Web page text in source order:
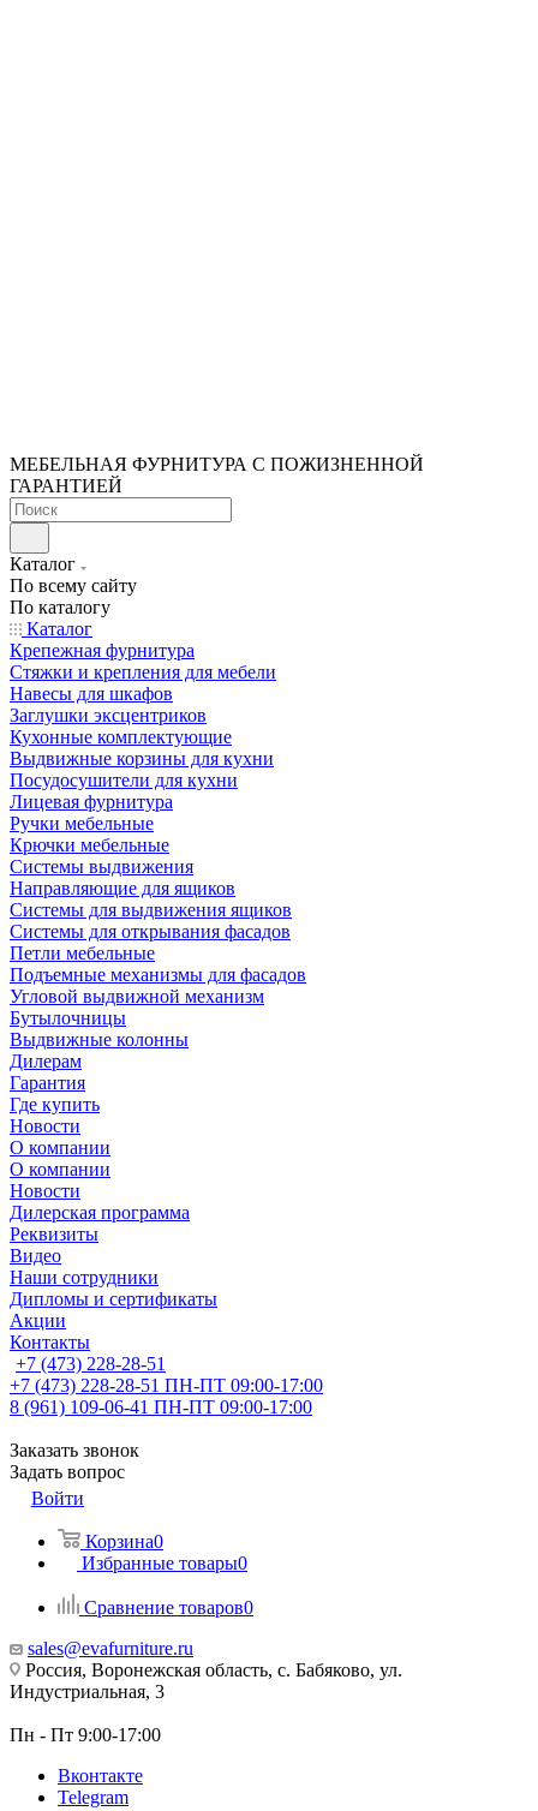
МЕБЕЛЬНАЯ ФУРНИТУРА С ПОЖИЗНЕННОЙ
ГАРАНТИЕЙ
Каталог
По всему сайту
По каталогу
Каталог
Крепежная фурнитура
Стяжки и крепления для мебели
Навесы для шкафов
Заглушки эксцентриков
Кухонные комплектующие
Выдвижные корзины для кухни
Посудосушители для кухни
Лицевая фурнитура
Ручки мебельные
Крючки мебельные
Системы выдвижения
Направляющие для ящиков
Системы для выдвижения ящиков
Системы для открывания фасадов
Петли мебельные
Подъемные механизмы для фасадов
Угловой выдвижной механизм
Бутылочницы
Выдвижные колонны
Дилерам
Гарантия
Где купить
Новости
О компании
О компании
Новости
Дилерская программа
Реквизиты
Видео
Наши сотрудники
Дипломы и сертификаты
Акции
Контакты
+7 (473) 228-28-51
+7 (473) 228-28-51 ПН-ПТ 09:00-17:00
8 (961) 109-06-41 ПН-ПТ 09:00-17:00
Заказать звонок
Задать вопрос
Войти
Корзина0
Избранные товары0
Сравнение товаров0
sales@evafurniture.ru
Россия, Воронежская область, с. Бабяково, ул.
Индустриальная, 3
Пн - Пт 9:00-17:00
Вконтакте
Telegram